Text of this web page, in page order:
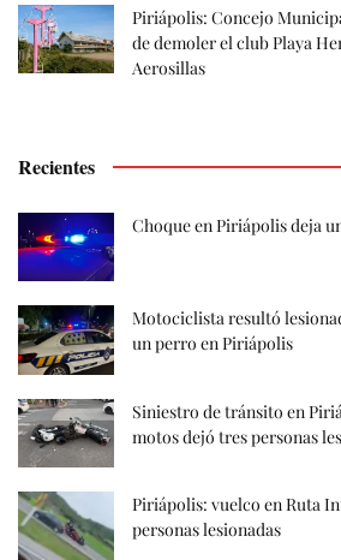
Piriápolis: Concejo
de demoler el club Playa
Aerosillas
Recientes
Choque en Piriápolis deja
Motociclista resultó
un perro en Piriápolis
Siniestro de tránsito en
motos dejó tres personas
Piriápolis: vuelco en Ruta
personas lesionadas